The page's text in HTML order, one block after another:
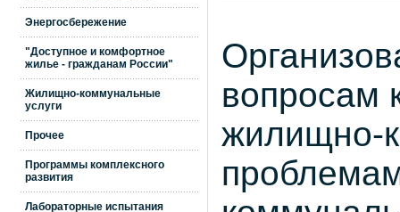
Энергосбережение
"Доступное и комфортное
жилье - гражданам России"
Жилищно-коммунальные
услуги
Прочее
Программы комплексного
развития
Лабораторные испытания
вопросам
жилищно-